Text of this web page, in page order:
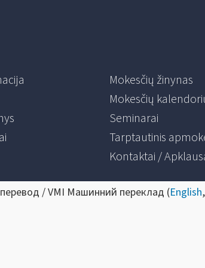
Mokesčių žinynas
Mokesčių
Seminarai
Tarptautinis
Kontaktai /
/ VMI Машинний переклад (English,